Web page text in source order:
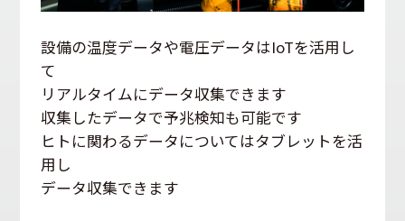
設備の温度データや電圧データはIoTを活用し
て
リアルタイムにデータ収集できます
収集したデータで予兆検知も可能です
ヒトに関わるデータについてはタブレットを活
用し
データ収集できます